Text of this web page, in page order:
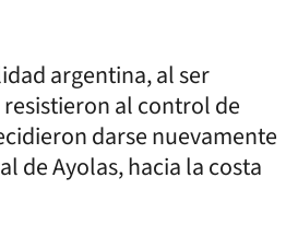
argentina, al ser
al control de
darse nuevamente
de Ayolas, hacia la costa